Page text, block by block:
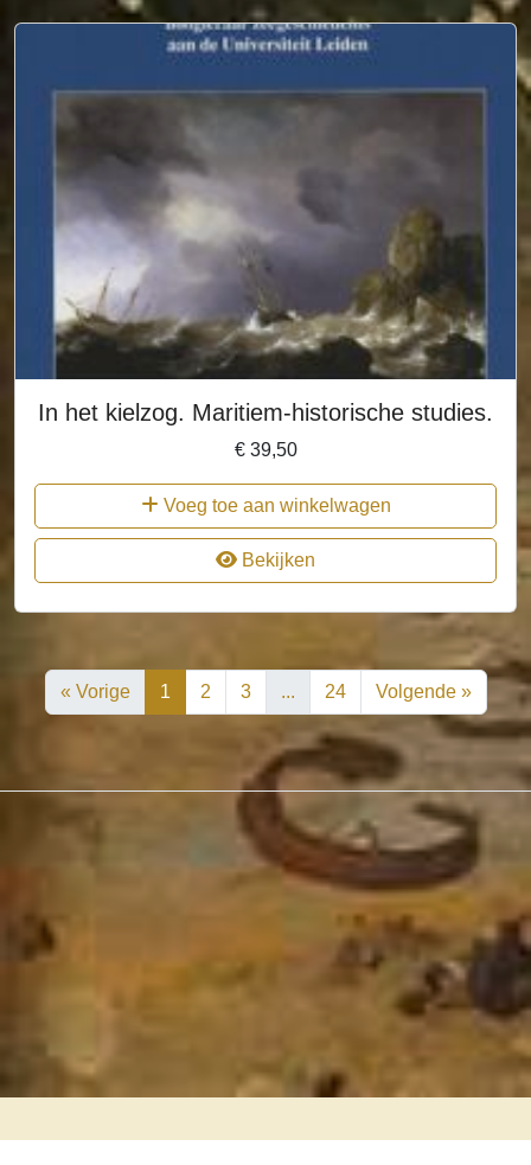
In het kielzog. Maritiem-historische studies.
€39,50
Voeg toe aan winkelwagen
Bekijken
« Vorige 1 2 3 ... 24 Volgende »